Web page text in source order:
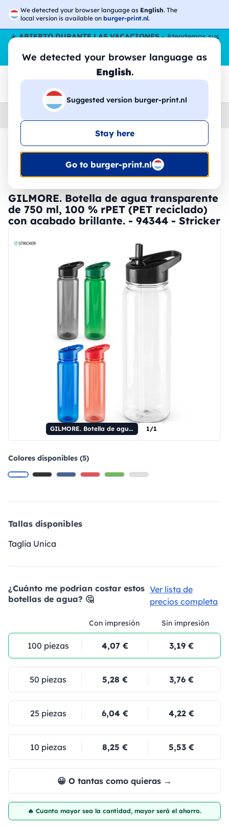
We detected your browser language as English. The
local version is available on burger-print.nl.
We detected your browser language as
English.
Suggested version burger-print.nl
Stay here
Go to burger-print.nl
☀️ABIERTO DURANTE LAS VACACIONES- Atendemos sus
pedidos durante todo el verano, incluso en agosto.
Sin parar
😎🌴
Home
🔥 -30% de impresión DTF
GILMORE. Botella de agua transparente
de 750 ml, 100 % rPET (PET reciclado)
con acabado brillante. - 94344 - Stricker
GILMORE. Botella de agua transparente de 750 ml, 100 % rPET (PET reciclado) con acabado brillante. 1/1
Colores disponibles (5)
Tallas disponibles
Taglia Unica
¿Cuánto me podrían costar estos
botellas de agua? 🤔
Ver lista de
precios completa
Con impresión Sin impresión
100 piezas 4,07 € 3,19 €
50 piezas 5,28 € 3,76 €
25 piezas 6,04 € 4,22 €
10 piezas 8,25 € 5,53 €
😀 O tantas como quieras →
🔥 Cuanto mayor sea la cantidad, mayor será el ahorro.